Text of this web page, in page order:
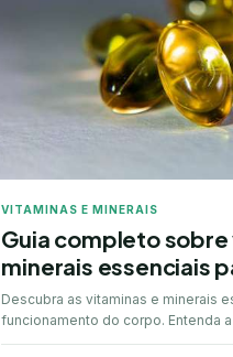
VITAMINAS E MINERAIS
Guia completo sobre
minerais essenciais
Descubra as vitaminas e minerais
funcionamento do corpo. Entenda
os obter através de uma dieta